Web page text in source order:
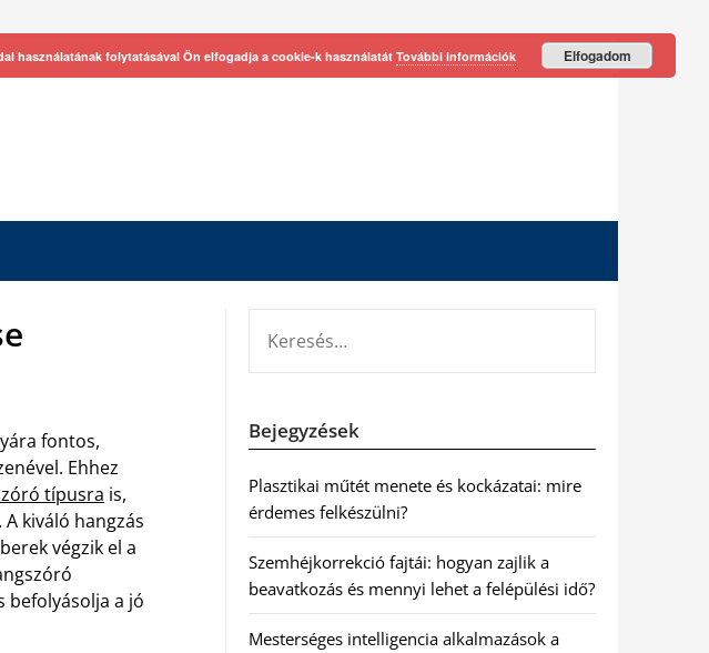
fontos,
Ehhez
típusra is,
kiváló hangzás
végzik el a
befolyásolja a jó
Bejegyzések
Plasztikai műtét menete és kockázatai: mire
érdemes felkészülni?
Szemhéjkorrekció fajtái: hogyan zajlik a
beavatkozás és mennyi lehet a felépülési idő?
Mesterséges intelligencia alkalmazások a
használatának folytatásával Ön elfogadja a cookie-k használatát További információk Elfogadom